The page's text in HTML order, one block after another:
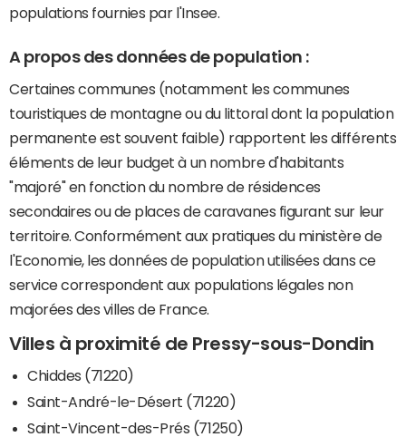
populations fournies par l'Insee.
A propos des données de population :
Certaines communes (notamment les communes
touristiques de montagne ou du littoral dont la population
permanente est souvent faible) rapportent les différents
éléments de leur budget à un nombre d'habitants
"majoré" en fonction du nombre de résidences
secondaires ou de places de caravanes figurant sur leur
territoire. Conformément aux pratiques du ministère de
l'Economie, les données de population utilisées dans ce
service correspondent aux populations légales non
majorées des villes de France.
Villes à proximité de Pressy-sous-Dondin
Chiddes (71220)
Saint-André-le-Désert (71220)
Saint-Vincent-des-Prés (71250)